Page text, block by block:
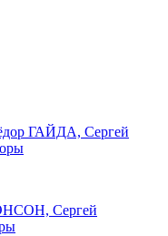
ГАЙДА, Сергей
Сергей